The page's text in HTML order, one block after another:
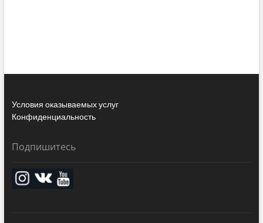
Условия оказываемых услуг
Конфиденциальность
Подпишитесь